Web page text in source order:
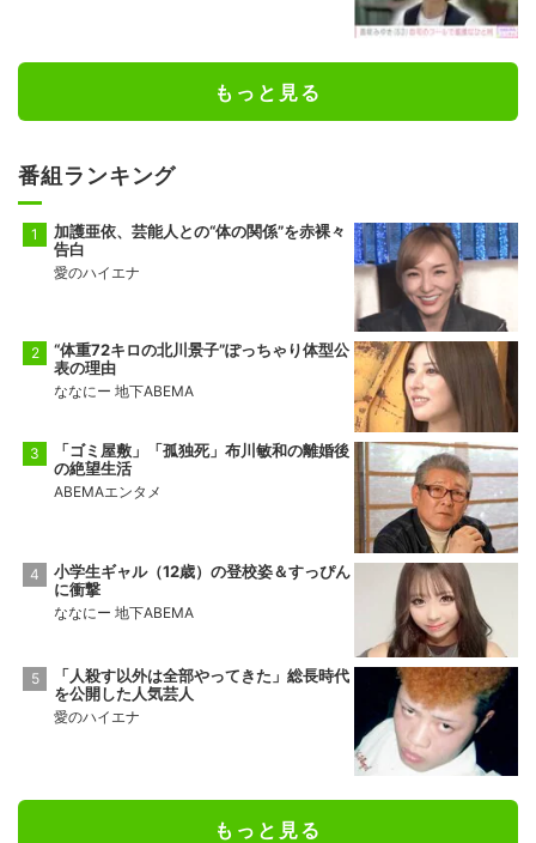
もっと見る
番組ランキング
加護亜依、芸能人との“体の関係”を赤裸々
告白
愛のハイエナ
“体重72キロの北川景子”ぽっちゃり体型公
表の理由
ななにー 地下ABEMA
「ゴミ屋敷」「孤独死」布川敏和の離婚後
の絶望生活
ABEMAエンタメ
小学生ギャル（12歳）の登校姿＆すっぴん
に衝撃
ななにー 地下ABEMA
「人殺す以外は全部やってきた」総長時代
を公開した人気芸人
愛のハイエナ
もっと見る